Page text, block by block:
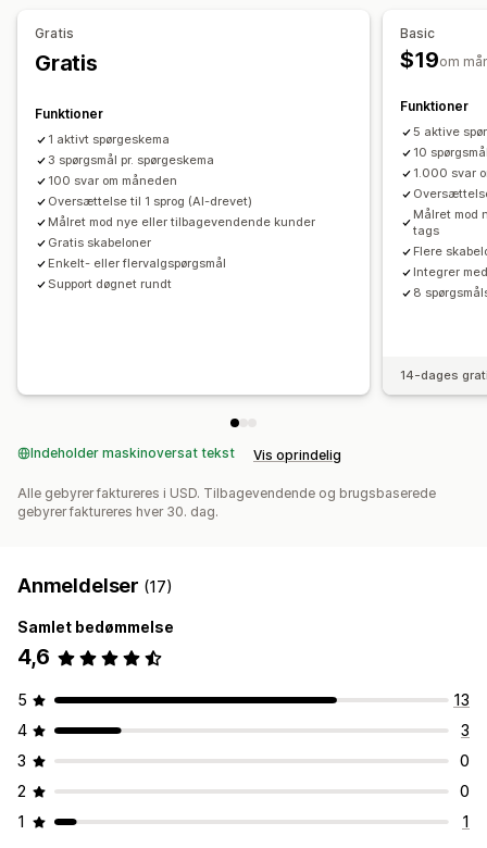
Tildeling
Administration af indsendelser
Kontrolpanel med analyser
Dataeksport Historisk analyse
Gratis
Gratis
Funktioner
1 aktivt spørgeskema
3 spørgsmål pr. spørgeskema
100 svar om måneden
Oversættelse til 1 sprog (AI-drevet)
Målret mod nye eller tilbagevendende kunder
Gratis skabeloner
Enkelt- eller flervalgspørgsmål
Support døgnet rundt
Basic
$19om
Funktioner
5 aktive
10
1.000 svar
Målret mod
tags
Flere
Integrer
8
14-dages
Indeholder maskinoversat tekst Vis oprindelig
Alle gebyrer faktureres i USD. Tilbagevendende og brugsbaserede
gebyrer faktureres hver 30. dag.
Anmeldelser (17)
Samlet bedømmelse
4,6
5
13
4
3
3
0
2
0
1
1